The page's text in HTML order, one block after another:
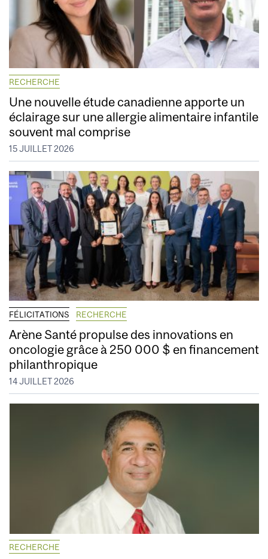
RECHERCHE
Une nouvelle étude canadienne apporte un
éclairage sur une allergie alimentaire infantile
souvent mal comprise
15 JUILLET 2026
FÉLICITATIONS RECHERCHE
Arène Santé propulse des innovations en
oncologie grâce à 250 000 $ en financement
philanthropique
14 JUILLET 2026
RECHERCHE